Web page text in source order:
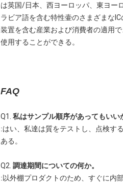
は英国/日本、西ヨーロッパ、東ヨー
ラビア語を含む特性壷のさまざまな
装置を含む産業および消費者の適用
使用することができる。
FAQ
Q1. 私はサンプル順序があってもいい
:はい、私達は質をテストし、点検す
ある。
Q2. 調達期間についての何か。
:以外棚プロダクトのため、すぐに内